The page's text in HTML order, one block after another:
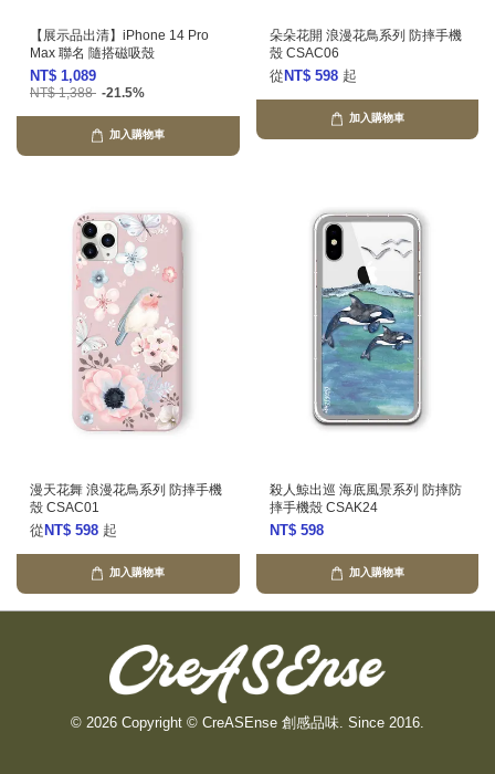
【展示品出清】iPhone 14 Pro
Max 聯名 隨搭磁吸殼
NT$ 1,089
NT$ 1,388 -21.5%
加入購物車
朵朵花開 浪漫花鳥系列 防摔手機
殼 CSAC06
從 NT$ 598 起
加入購物車
漫天花舞 浪漫花鳥系列 防摔手機
殼 CSAC01
從 NT$ 598 起
加入購物車
殺人鯨出巡 海底風景系列 防摔防
摔手機殼 CSAK24
NT$ 598
加入購物車
© 2026 Copyright © CreASEnse 創感品味. Since 2016.